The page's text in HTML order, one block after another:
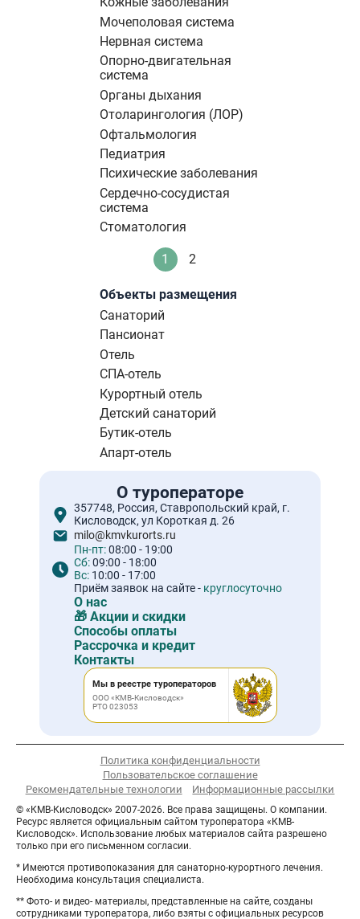
Мочеполовая система
Нервная система
Опорно-двигательная
система
Органы дыхания
Отоларингология (ЛОР)
Офтальмология
Педиатрия
Психические заболевания
Сердечно-сосудистая
система
Стоматология
Нумерация
страниц Текущая
1 Стандартное
2
Объекты размещения
Санаторий
Пансионат
Отель
СПА-отель
Курортный отель
Детский санаторий
Бутик-отель
Апарт-отель
О туроператоре
357748, Россия, Ставропольский край, г.
Кисловодск, ул Короткая д. 26
milo@kmvkurorts.ru
Пн-пт:08:00 - 19:00
Сб:09:00 - 18:00
Вс: 10:00 - 17:00
Приём заявок на сайте - круглосуточно
О нас
🎁 Акции и скидки
Способы оплаты
Рассрочка и кредит
Контакты
Мы в реестре туроператоров
ООО «КМВ-Кисловодск»
РТО 023053
Политика конфиденциальности
Пользовательское соглашение
Рекомендательные технологии
Информационные рассылки
© «КМВ-Кисловодск» 2007-2026. Все права защищены. О компании.
Ресурс является официальным сайтом туроператора «КМВ-
Кисловодск». Использование любых материалов сайта разрешено
только при его письменном согласии.
* Имеются противопоказания для санаторно-курортного лечения.
Необходима консультация специалиста.
** Фото- и видео- материалы, представленные на сайте, созданы
сотрудниками туроператора, либо взяты с официальных ресурсов